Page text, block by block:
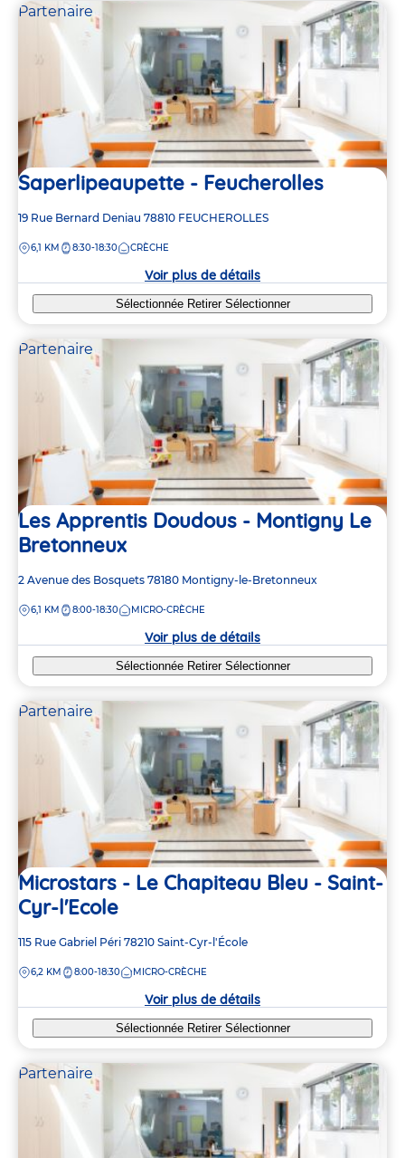
Partenaire
Saperlipeaupette - Feucherolles
Adresse
la
19 Rue Bernard Deniau 78810 FEUCHEROLLES
DISTANCE
6,1 KM 8:30-18:30 CRÈCHE
Voir plus de détails
Sélectionnée Retirer Sélectionner
Partenaire
Les Apprentis Doudous - Montigny Le
Bretonneux
Adresse
la
2 Avenue des Bosquets 78180 Montigny-le-Bretonneux
DISTANCE
6,1 KM 8:00-18:30 MICRO-CRÈCHE
Voir plus de détails
Sélectionnée Retirer Sélectionner
Partenaire
Microstars - Le Chapiteau Bleu - Saint-
Cyr-l'Ecole
Adresse
la
115 Rue Gabriel Péri 78210 Saint-Cyr-l'École
DISTANCE
6,2 KM 8:00-18:30 MICRO-CRÈCHE
Voir plus de détails
Sélectionnée Retirer Sélectionner
Partenaire